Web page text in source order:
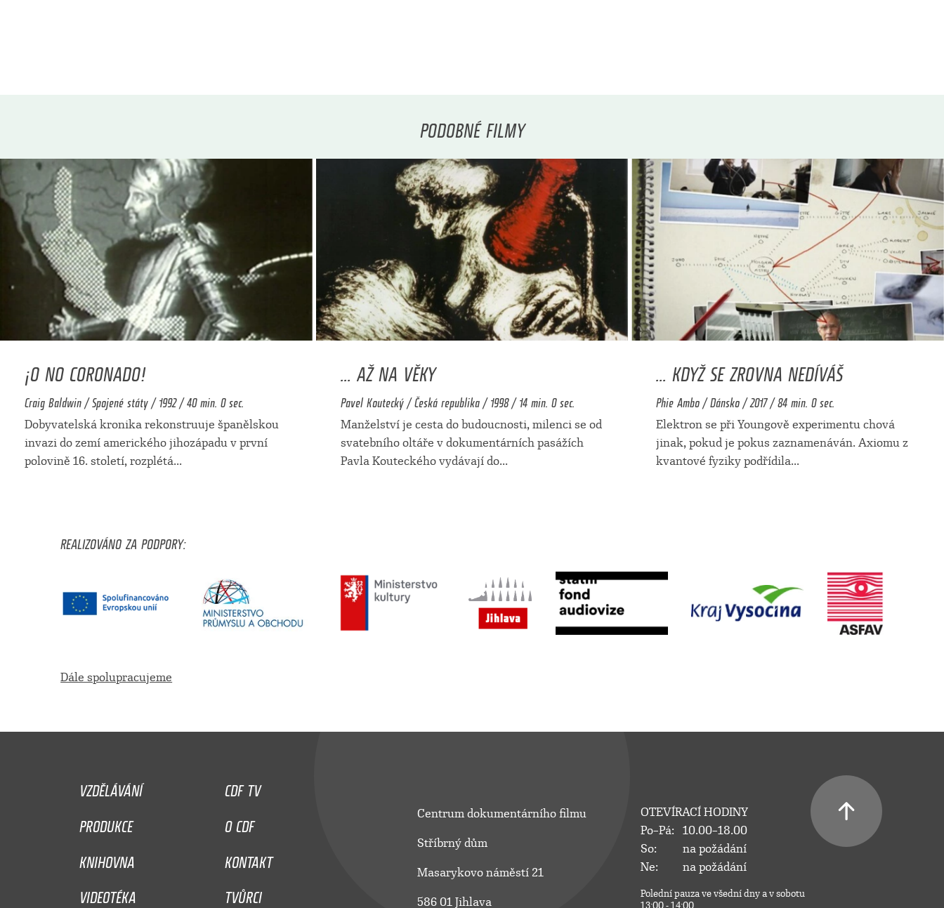
PODOBNÉ FILMY
¡O NO CORONADO!
Craig Baldwin / Spojené státy / 1992 / 40 min. 0 sec.
Dobyvatelská kronika rekonstruuje španělskou
invazi do zemí amerického jihozápadu v první
polovině 16. století, rozplétá...
... AŽ NA VĚKY
Pavel Koutecký / Česká republika / 1998 / 14 min. 0 sec.
Manželství je cesta do budoucnosti, milenci se od
svatebního oltáře v dokumentárních pasážích
Pavla Kouteckého vydávají do...
... KDYŽ SE ZROVNA NEDÍVÁŠ
Phie Ambo / Dánsko / 2017 / 84 min. 0 sec.
Elektron se při Youngově experimentu chová
jinak, pokud je pokus zaznamenáván. Axiomu z
kvantové fyziky podřídila...
REALIZOVÁNO ZA PODPORY:
Dále spolupracujeme
VZDĚLÁVÁNÍ
CDF TV
PRODUKCE
O CDF
KNIHOVNA
KONTAKT
VIDEOTÉKA
TVŮRCI
Centrum dokumentárního filmu
Stříbrný dům
Masarykovo náměstí 21
586 01 Jihlava
OTEVÍRACÍ HODINY
Po–Pá:
10.00–18.00
So:
na požádání
Ne:
na požádání
Polední pauza ve všední dny a v sobotu
13:00 - 14:00.